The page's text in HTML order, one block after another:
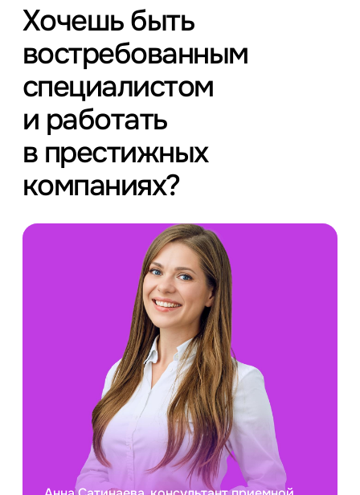
Хочешь быть
востребованным
специалистом
и работать
в престижных
компаниях?